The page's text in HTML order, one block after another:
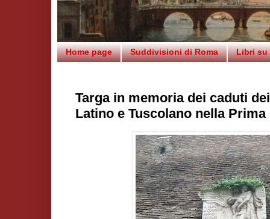
Home page Suddivisioni di Roma Libri su
Targa in memoria dei caduti
Latino e Tuscolano nella